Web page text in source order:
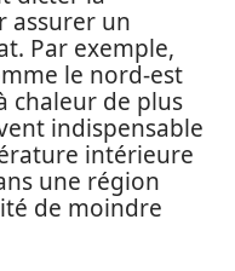
assurer un
Par exemple,
le nord-est
chaleur de plus
indispensable
intérieure
une région
de moindre